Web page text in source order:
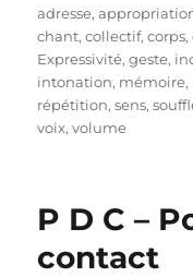
le
adresse,
chant,collectif,corps,
Expressivité,geste,
intonation, mémoire,
répétition,sens,
voix,volume
P D C –
contact